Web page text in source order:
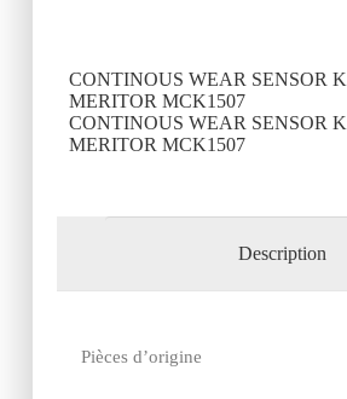
CONTINOUS WEAR SENSOR
MERITOR MCK1507
CONTINOUS WEAR SENSOR
MERITOR MCK1507
Description
Pièces d’origine